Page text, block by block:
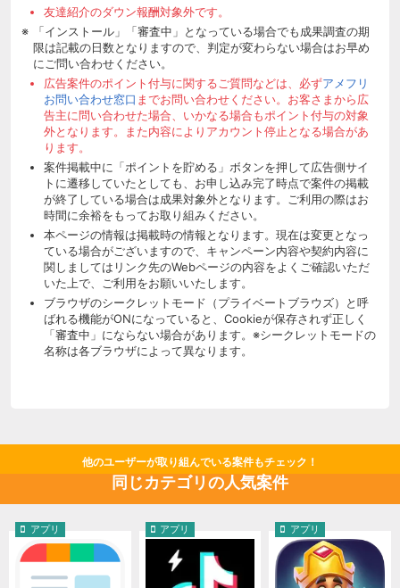
友達紹介のダウン報酬対象外です。
「インストール」「審査中」となっている場合でも成果調査の期
限は記載の日数となりますので、判定が変わらない場合はお早め
にご問い合わせください。
広告案件のポイント付与に関するご質問などは、必ずアメフリ
お問い合わせ窓口 までお問い合わせください。お客さまから広
告主に問い合わせた場合、いかなる場合もポイント付与の対象
外となります。また内容によりアカウント停止となる場合があ
ります。
案件掲載中に「ポイントを貯める」ボタンを押して広告側サイ
トに遷移していたとしても、お申し込み完了時点で案件の掲載
が終了している場合は成果対象外となります。ご利用の際はお
時間に余裕をもってお取り組みください。
本ページの情報は掲載時の情報となります。現在は変更となっ
ている場合がございますので、キャンペーン内容や契約内容に
関しましてはリンク先のWebページの内容をよくご確認いただ
いた上で、ご利用をお願いいたします。
ブラウザのシークレットモード（プライベートブラウズ）と呼
ばれる機能がONになっていると、Cookieが保存されず正しく
「審査中」にならない場合があります。※シークレットモードの
名称は各ブラウザによって異なります。
他のユーザーが取り組んでいる案件もチェック！
同じカテゴリの人気案件
アプリ アプリ アプリ